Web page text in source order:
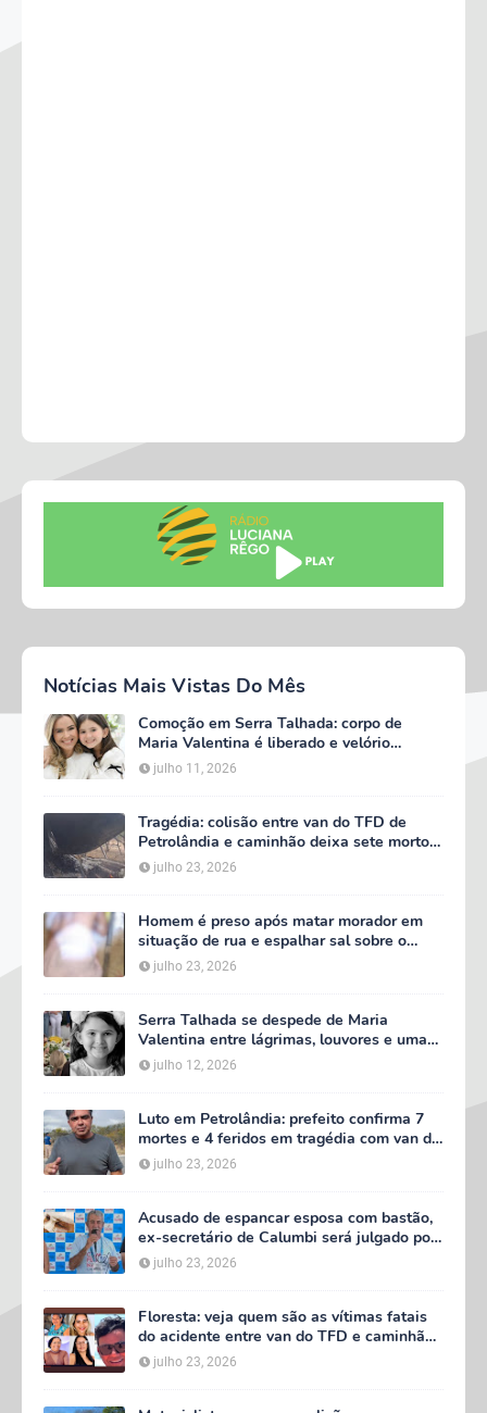
Notícias Mais Vistas Do Mês
Comoção em Serra Talhada: corpo de
Maria Valentina é liberado e velório
começa às 5h deste domingo
julho 11, 2026
Tragédia: colisão entre van do TFD de
Petrolândia e caminhão deixa sete mortos
em Floresta
julho 23, 2026
Homem é preso após matar morador em
situação de rua e espalhar sal sobre o
corpo em Serra Talhada
julho 23, 2026
Serra Talhada se despede de Maria
Valentina entre lágrimas, louvores e uma
multidão que caminhou ao lado da família
julho 12, 2026
Luto em Petrolândia: prefeito confirma 7
mortes e 4 feridos em tragédia com van do
TFD e decreta três dias de luto oficial
julho 23, 2026
Acusado de espancar esposa com bastão,
ex-secretário de Calumbi será julgado por
tentativa de feminicídio
julho 23, 2026
Floresta: veja quem são as vítimas fatais
do acidente entre van do TFD e caminhão
na PE-360
julho 23, 2026